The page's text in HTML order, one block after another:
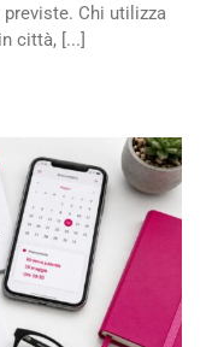
Chi utilizza
città, [...]